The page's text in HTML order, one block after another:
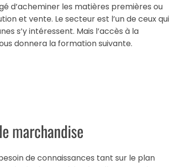
d’acheminer les matières premières ou
et vente. Le secteur est l’un de ceux qui
s’y intéressent. Mais l’accès à la
donnera la formation suivante.
marchandise
de connaissances tant sur le plan